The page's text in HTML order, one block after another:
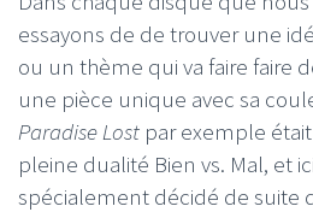
essayons de de trouver une
ou un thème qui va faire faire
une pièce unique avec sa
Paradise Lost par exemple
pleine dualité Bien vs. Mal, et
spécialement décidé de suite